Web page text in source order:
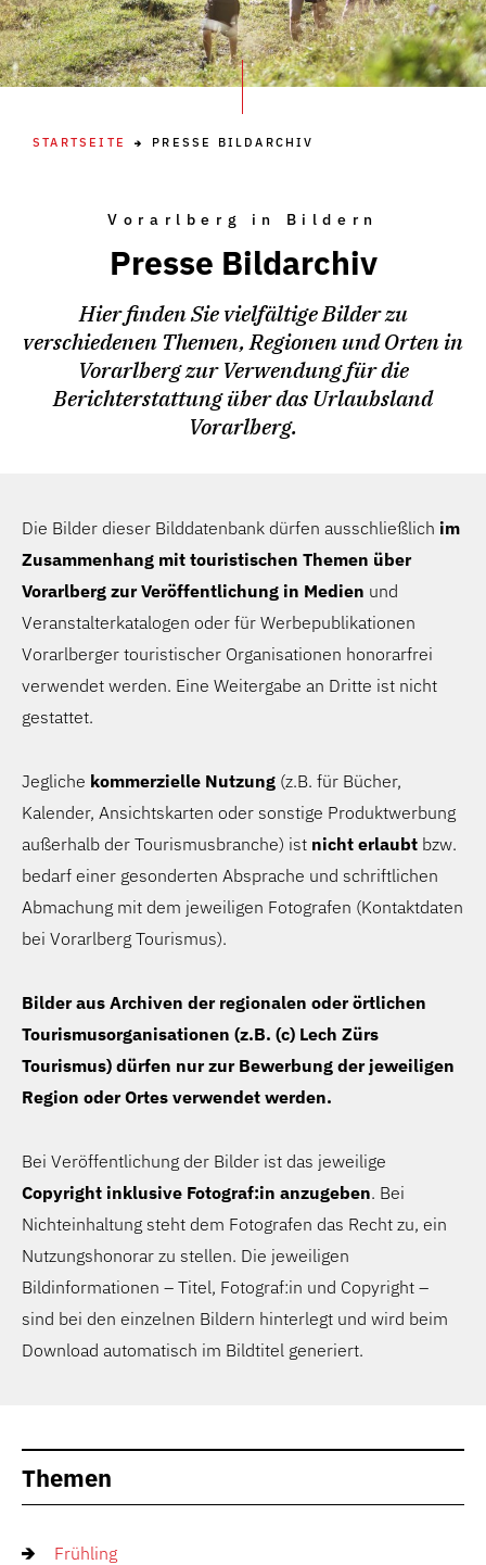
STARTSEITE PRESSE BILDARCHIV
Vorarlberg in Bildern
Presse Bildarchiv
Hier finden Sie vielfältige Bilder zu
verschiedenen Themen, Regionen und Orten in
Vorarlberg zur Verwendung für die
Berichterstattung über das Urlaubsland
Vorarlberg.
Die Bilder dieser Bilddatenbank dürfen ausschließlich im
Zusammenhang mit touristischen Themen über
Vorarlberg zur Veröffentlichung in Medien und
Veranstalterkatalogen oder für Werbepublikationen
Vorarlberger touristischer Organisationen honorarfrei
verwendet werden. Eine Weitergabe an Dritte ist nicht
gestattet.
Jegliche kommerzielle Nutzung (z.B. für Bücher,
Kalender, Ansichtskarten oder sonstige Produktwerbung
außerhalb der Tourismusbranche) ist nicht erlaubt bzw.
bedarf einer gesonderten Absprache und schriftlichen
Abmachung mit dem jeweiligen Fotografen (Kontaktdaten
bei Vorarlberg Tourismus).
Bilder aus Archiven der regionalen oder örtlichen
Tourismusorganisationen (z.B. (c) Lech Zürs
Tourismus) dürfen nur zur Bewerbung der jeweiligen
Region oder Ortes verwendet werden.
Bei Veröffentlichung der Bilder ist das jeweilige
Copyright inklusive Fotograf:in anzugeben. Bei
Nichteinhaltung steht dem Fotografen das Recht zu, ein
Nutzungshonorar zu stellen. Die jeweiligen
Bildinformationen – Titel, Fotograf:in und Copyright –
sind bei den einzelnen Bildern hinterlegt und wird beim
Download automatisch im Bildtitel generiert.
Themen
Frühling